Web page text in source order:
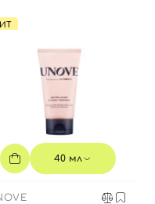
40 мл
регистрации, вы
соглашения